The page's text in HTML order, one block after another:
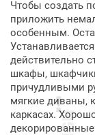
Чтобы создать
приложить
особенным.
действительно
шкафы,
причудливыми
мягкие диваны,
каркасах.